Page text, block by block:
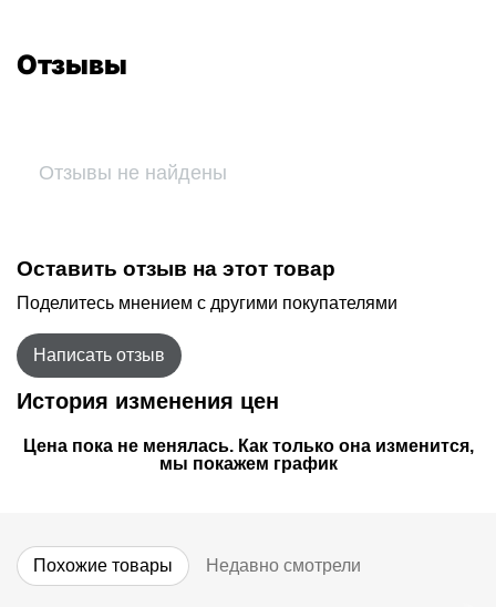
Отзывы
Отзывы не найдены
Оставить отзыв на этот товар
Поделитесь мнением с другими покупателями
Написать отзыв
История изменения цен
Цена пока не менялась. Как только она изменится,
мы покажем график
Похожие товары Недавно смотрели